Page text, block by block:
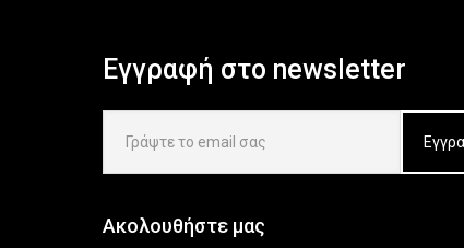
Εγγραφή στο newsletter
Ακολουθήστε μας